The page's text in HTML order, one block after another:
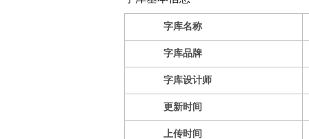
字库名称
字库品牌
字库设计师
更新时间
上传时间